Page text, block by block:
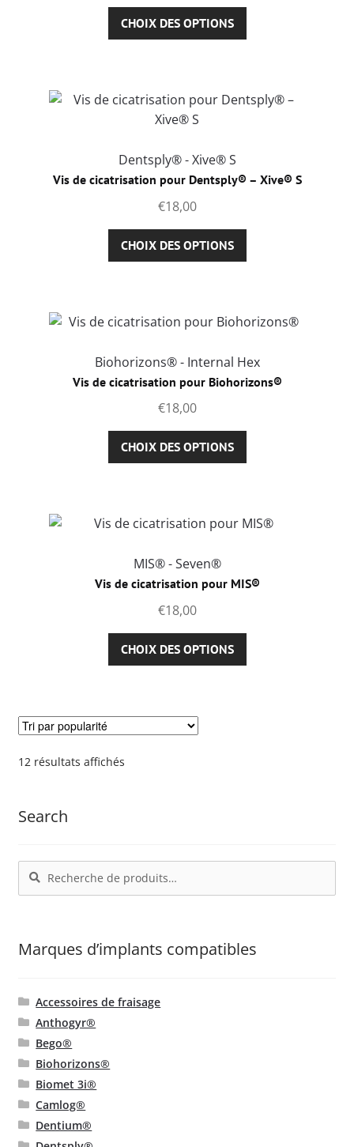
la
CHOIX DES OPTIONS
produit
variations.
être
la
Dentsply® - Xive® S
Vis de cicatrisation pour Dentsply® – Xive® S
€18,00
CHOIX DES OPTIONS
produit
variations.
options
peuvent
sur
produit
Biohorizons® - Internal Hex
Vis de cicatrisation pour Biohorizons®
€18,00
CHOIX DES OPTIONS
produit
variations.
peuvent
sur
MIS® - Seven®
Vis de cicatrisation pour MIS®
€18,00
CHOIX DES OPTIONS
produit
la
du
12 résultats affichésTrié
Search
Recherche
pour :
Recherche
Marques d’implants compatibles
Accessoires de fraisage
Anthogyr®
Bego®
Biohorizons®
Biomet 3i®
Camlog®
Dentium®